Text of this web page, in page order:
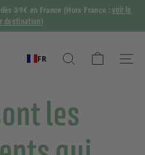
Diaporama
Pause
39€ en France (Hors France :voir le
destination )
FR
Rechercher
les